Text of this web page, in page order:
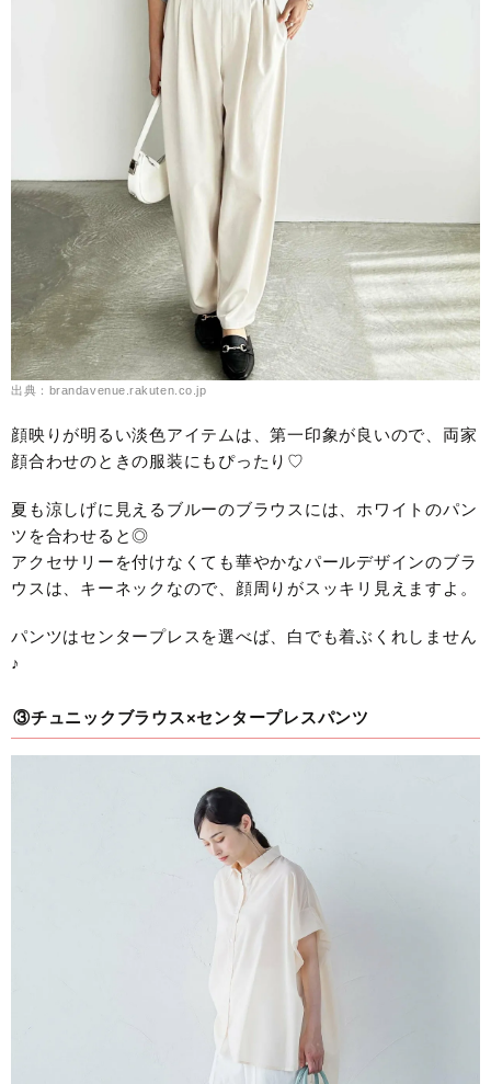
出典：brandavenue.rakuten.co.jp
顔映りが明るい淡色アイテムは、第一印象が良いので、両家
顔合わせのときの服装にもぴったり♡
夏も涼しげに見えるブルーのブラウスには、ホワイトのパン
ツを合わせると◎
アクセサリーを付けなくても華やかなパールデザインのブラ
ウスは、キーネックなので、顔周りがスッキリ見えますよ。
パンツはセンタープレスを選べば、白でも着ぶくれしません
♪
③チュニックブラウス×センタープレスパンツ